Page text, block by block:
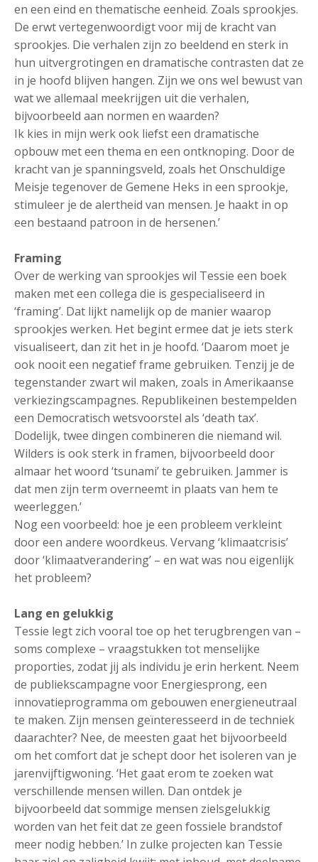
en een eind en thematische eenheid. Zoals sprookjes.
De erwt vertegenwoordigt voor mij de kracht van
sprookjes. Die verhalen zijn zo beeldend en sterk in
hun uitvergrotingen en dramatische contrasten dat ze
in je hoofd blijven hangen. Zijn we ons wel bewust van
wat we allemaal meekrijgen uit die verhalen,
bijvoorbeeld aan normen en waarden?
Ik kies in mijn werk ook liefst een dramatische
opbouw met een thema en een ontknoping. Door de
kracht van je spanningsveld, zoals het Onschuldige
Meisje tegenover de Gemene Heks in een sprookje,
stimuleer je de alertheid van mensen. Je haakt in op
een bestaand patroon in de hersenen.’
Framing
Over de werking van sprookjes wil Tessie een boek
maken met een collega die is gespecialiseerd in
‘framing’. Dat lijkt namelijk op de manier waarop
sprookjes werken. Het begint ermee dat je iets sterk
visualiseert, dan zit het in je hoofd. ‘Daarom moet je
ook nooit een negatief frame gebruiken. Tenzij je de
tegenstander zwart wil maken, zoals in Amerikaanse
verkiezingscampagnes. Republikeinen bestempelden
een Democratisch wetsvoorstel als ‘death tax’.
Dodelijk, twee dingen combineren die niemand wil.
Wilders is ook sterk in framen, bijvoorbeeld door
almaar het woord ‘tsunami’ te gebruiken. Jammer is
dat men zijn term overneemt in plaats van hem te
weerleggen.’
Nog een voorbeeld: hoe je een probleem verkleint
door een andere woordkeus. Vervang ‘klimaatcrisis’
door ‘klimaatverandering’ – en wat was nou eigenlijk
het probleem?
Lang en gelukkig
Tessie legt zich vooral toe op het terugbrengen van –
soms complexe – vraagstukken tot menselijke
proporties, zodat jij als individu je erin herkent. Neem
de publiekscampagne voor Energiesprong, een
innovatieprogramma om gebouwen energieneutraal
te maken. Zijn mensen geïnteresseerd in de techniek
daarachter? Nee, de meesten gaat het bijvoorbeeld
om het comfort dat je schept door het isoleren van je
jarenvijftigwoning. ‘Het gaat erom te zoeken wat
verschillende mensen willen. Dan ontdek je
bijvoorbeeld dat sommige mensen zielsgelukkig
worden van het feit dat ze geen fossiele brandstof
meer nodig hebben.’ In zulke projecten kan Tessie